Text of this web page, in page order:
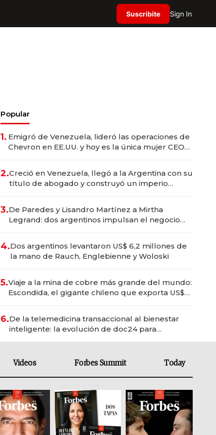
Suscribite Sign In
Popular
1. Emigró de Venezuela, lideró las operaciones de
Chevron en EE.UU. y hoy es la única mujer CEO
2.Creció en Venezuela, llegó a la Argentina con su
título de abogado y construyó un imperio
3.De Paredes y Lisandro Martínez a Mirtha
Legrand: dos argentinos impulsan el negocio
4.Dos argentinos levantaron US$ 6,2 millones de
la mano de Rauch, Englebienne y Woloski
5.Viaje a la mina de cobre más grande del mundo:
Escondida, el gigante chileno que exporta US$
6.De la telemedicina transaccional al bienestar
inteligente: la evolución de doc24 para
Videos Forbes Summit Today